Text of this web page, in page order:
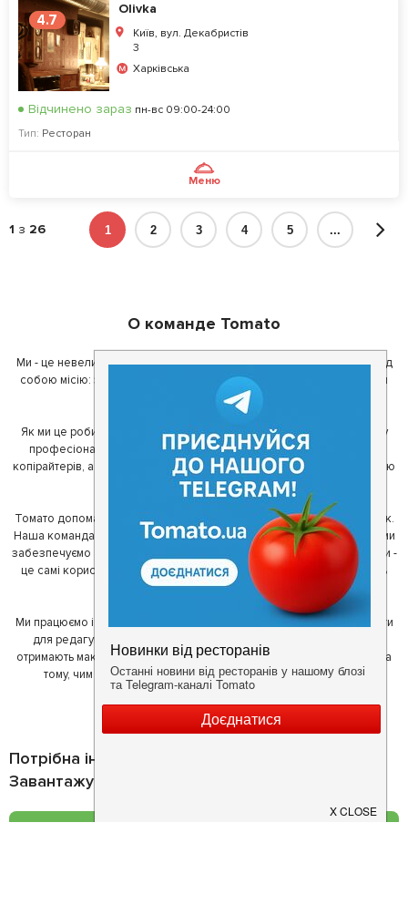
4.7
Olivka
Київ, вул. Декабристів
3
Харківська
Відчинено зараз пн-вс 09:00-24:00
Тип: Ресторан
Меню
1 з 26 1 2 3 4 5 ...
О команде Tomato
Ми - це невелика команда ентузіастів з України. Ми поставили перед
собою місію: зробити так, щоб де б в Україні ви не знаходилися, ви
завжди могли смачно поїсти.
Як ми це робимо? Для початку, ми зібрали приголомшливу команду
професіоналів - фахівців з дизайну, програмування, маркетингу,
копірайтерів, а за сумісництвом - любителів гарної їжі. З їх допомогою
ми створили Томато.
Томато допомагає своїм користувачам знайти цікаві місця неподалік.
Наша команда регулярно зв'язується з ресторанами - таким чином ми
забезпечуємо актуальність інформації. Друга частина нашої команди -
це самі користувачі, які діляться своїми враженнями і допомагають
один одному у виборі кращих місць.
Ми працюємо і з ресторанами. Для них ми надаємо зручні інструменти
для редагування інформації про себе - в результаті відвідувачі
отримають максимум інформації, а ресторан зможе зосередитися на
тому, чим він любить займатися більше всього - смачній їжі.
Потрібна інформація про заклад?
Завантажуйте додаток!